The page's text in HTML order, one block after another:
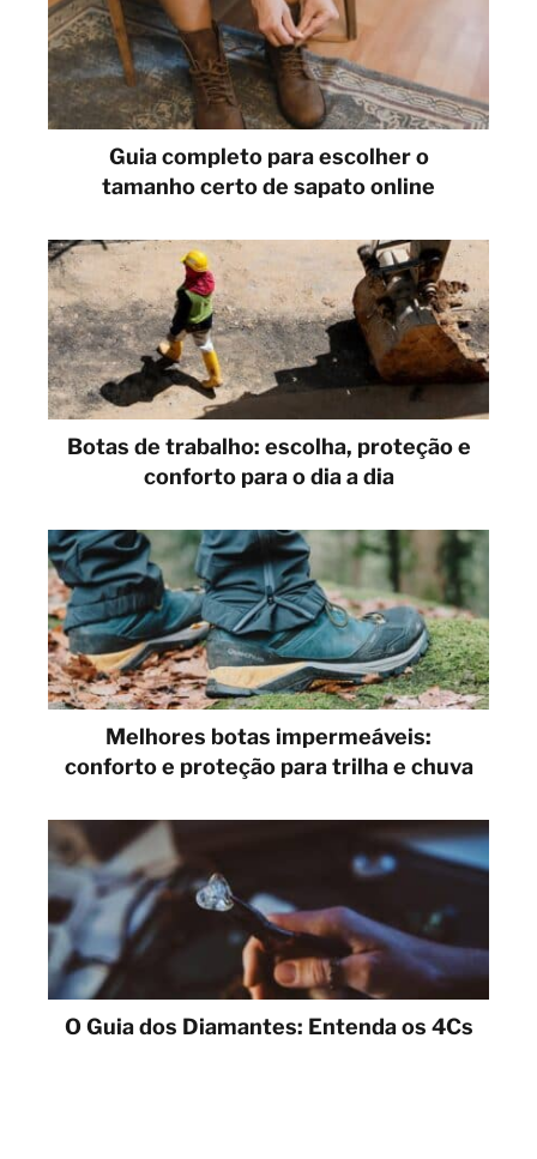
Guia completo para escolher o
tamanho certo de sapato online
Botas de trabalho: escolha, proteção e
conforto para o dia a dia
Melhores botas impermeáveis:
conforto e proteção para trilha e chuva
O Guia dos Diamantes: Entenda os 4Cs